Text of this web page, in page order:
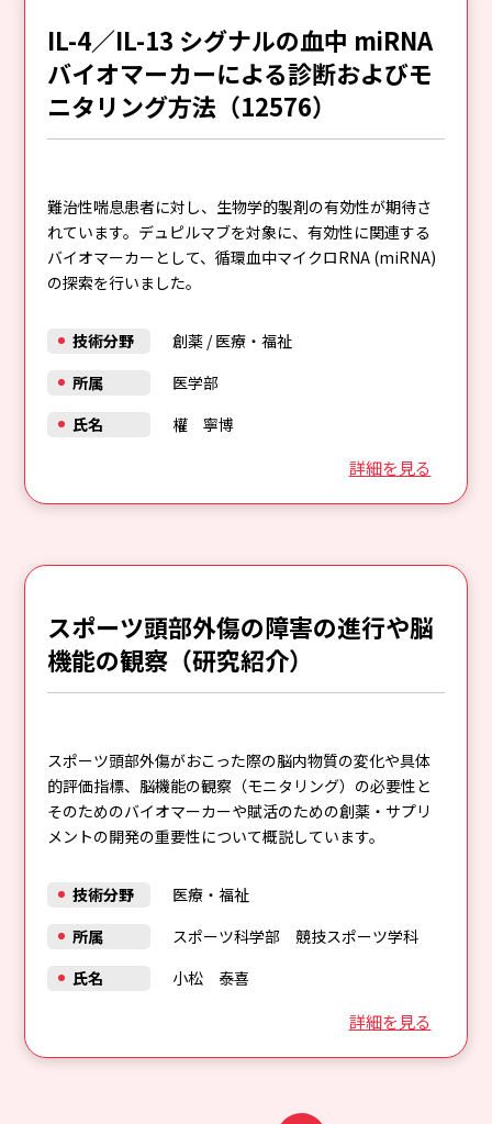
IL-4／IL-13 シグナルの血中 miRNA
バイオマーカーによる診断およびモ
ニタリング方法（12576）
難治性喘息患者に対し、生物学的製剤の有効性が期待さ
れています。デュピルマブを対象に、有効性に関連する
バイオマーカーとして、循環血中マイクロRNA (miRNA)
の探索を行いました。
詳細を見る
技術分野 創薬/医療・福祉
所属
医学部
氏名
權 寧博
スポーツ頭部外傷の障害の進行や脳
機能の観察（研究紹介）
スポーツ頭部外傷がおこった際の脳内物質の変化や具体
的評価指標、脳機能の観察（モニタリング）の必要性と
そのためのバイオマーカーや賦活のための創薬・サプリ
メントの開発の重要性について概説しています。
詳細を見る
技術分野
医療・福祉
所属
スポーツ科学部 競技スポーツ学科
氏名
小松 泰喜